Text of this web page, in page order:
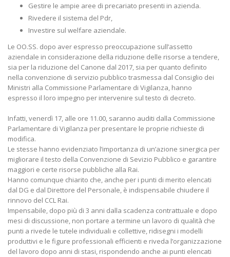
Gestire le ampie aree di precariato presenti in azienda.
Rivedere il sistema del Pdr,
Investire sul welfare aziendale.
Le OO.SS. dopo aver espresso preoccupazione sull’assetto
aziendale in considerazione della riduzione delle risorse a tendere,
sia per la riduzione del Canone dal 2017, sia per quanto definito
nella convenzione di servizio pubblico trasmessa dal Consiglio dei
Ministri alla Commissione Parlamentare di Vigilanza, hanno
espresso il loro impegno per intervenire sul testo di decreto.
Infatti, venerdì 17, alle ore 11.00, saranno auditi dalla Commissione
Parlamentare di Vigilanza per presentare le proprie richieste di
modifica.
Le stesse hanno evidenziato l’importanza di un’azione sinergica per
migliorare il testo della Convenzione di Sevizio Pubblico e garantire
maggiori e certe risorse pubbliche alla Rai.
Hanno comunque chiarito che, anche per i punti di merito elencati
dal DG e dal Direttore del Personale, è indispensabile chiudere il
rinnovo del CCL Rai.
Impensabile, dopo più di 3 anni dalla scadenza contrattuale e dopo
mesi di discussione, non portare a termine un lavoro di qualità che
punti a rivede le tutele individuali e collettive, ridisegni i modelli
produttivi e le figure professionali efficienti e riveda l’organizzazione
del lavoro dopo anni di stasi, rispondendo anche ai punti elencati